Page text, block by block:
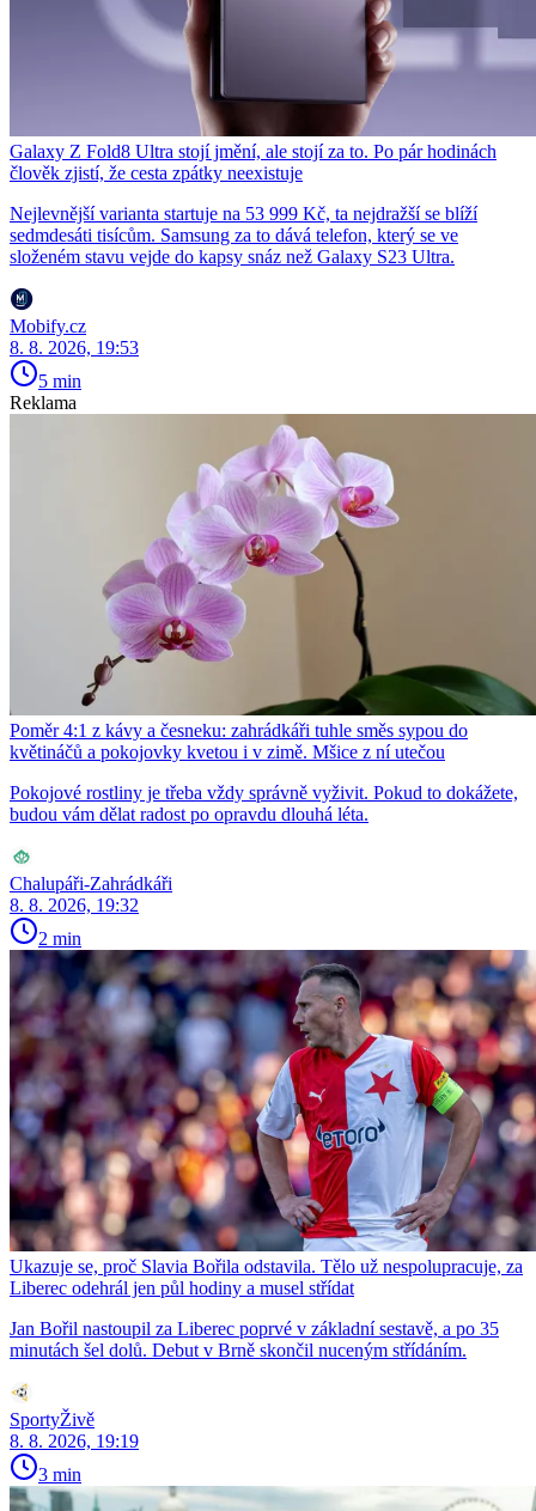
Galaxy Z Fold8 Ultra stojí jmění, ale stojí za to. Po pár hodinách
člověk zjistí, že cesta zpátky neexistuje
Nejlevnější varianta startuje na 53 999 Kč, ta nejdražší se blíží
sedmdesáti tisícům. Samsung za to dává telefon, který se ve
složeném stavu vejde do kapsy snáz než Galaxy S23 Ultra.
Mobify.cz
8. 8. 2026, 19:53
5 min
Reklama
Poměr 4:1 z kávy a česneku: zahrádkáři tuhle směs sypou do
květináčů a pokojovky kvetou i v zimě. Mšice z ní utečou
Pokojové rostliny je třeba vždy správně vyživit. Pokud to dokážete,
budou vám dělat radost po opravdu dlouhá léta.
Chalupáři-Zahrádkáři
8. 8. 2026, 19:32
2 min
Ukazuje se, proč Slavia Bořila odstavila. Tělo už nespolupracuje, za
Liberec odehrál jen půl hodiny a musel střídat
Jan Bořil nastoupil za Liberec poprvé v základní sestavě, a po 35
minutách šel dolů. Debut v Brně skončil nuceným střídáním.
SportyŽivě
8. 8. 2026, 19:19
3 min